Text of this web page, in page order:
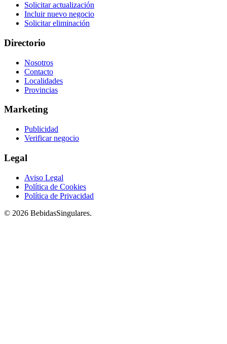
Solicitar actualización
Incluir nuevo negocio
Solicitar eliminación
Directorio
Nosotros
Contacto
Localidades
Provincias
Marketing
Publicidad
Verificar negocio
Legal
Aviso Legal
Política de Cookies
Política de Privacidad
© 2026 BebidasSingulares.